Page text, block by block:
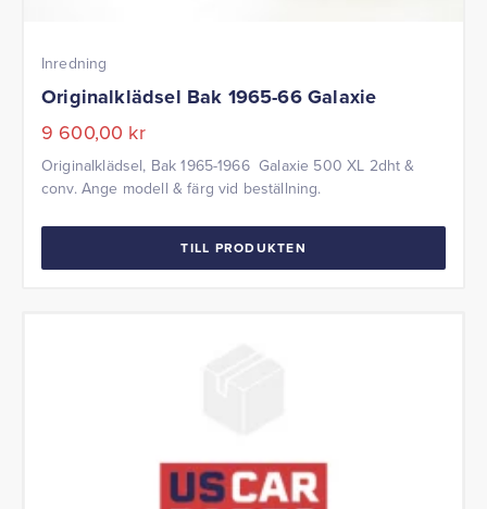
Inredning
Originalklädsel Bak 1965-66 Galaxie
9 600,00 kr
Originalklädsel, Bak 1965-1966 Galaxie 500 XL 2dht &
conv. Ange modell & färg vid beställning.
TILL PRODUKTEN